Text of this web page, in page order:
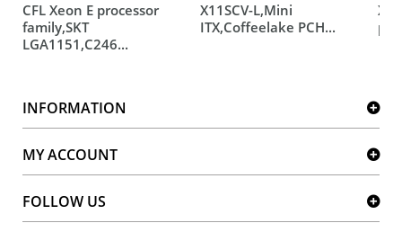
CFL Xeon E processor
family,SKT
LGA1151,C246...
X11SCV-L,Mini
ITX,Coffeelake PCH...
INFORMATION
MY ACCOUNT
FOLLOW US